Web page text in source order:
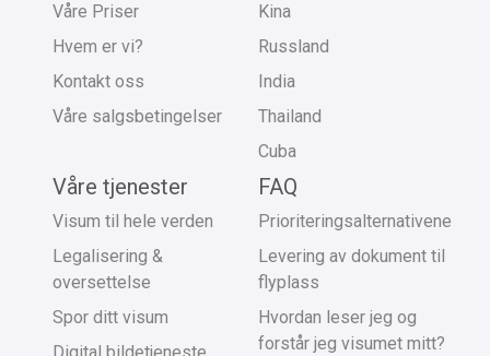
Våre Priser
Hvem er vi?
Kontakt oss
Våre salgsbetingelser
Kina
Russland
India
Thailand
Cuba
Våre tjenester
Visum til hele verden
Legalisering &
oversettelse
Spor ditt visum
FAQ
Prioriteringsalternativene
Levering av dokument til
flyplass
Hvordan leser jeg og
forstår jeg visumet mitt?